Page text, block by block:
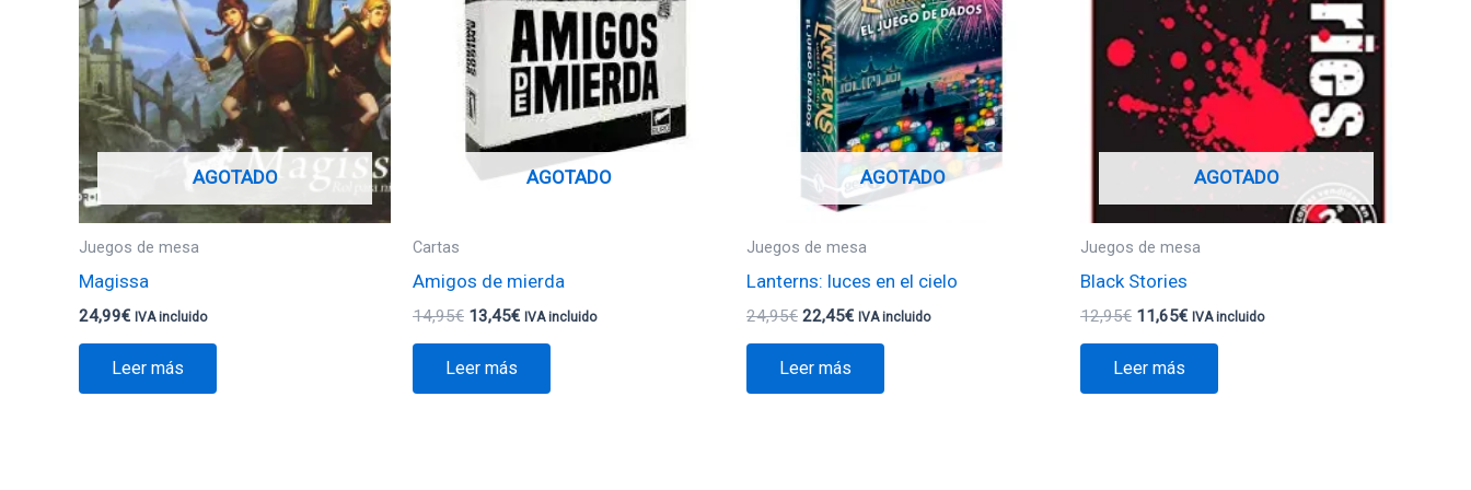
AGOTADO
Juegos de mesa
Magissa
24,99€ IVA incluido
Leer más
AGOTADO
Cartas
Amigos de mierda
14,95€ 13,45€ IVA incluido
Leer más
AGOTADO
Juegos de mesa
Lanterns: luces en el cielo
24,95€ 22,45€ IVA incluido
Leer más
AGOTADO
Juegos de mesa
Black Stories
12,95€ 11,65€ IVA incluido
Leer más